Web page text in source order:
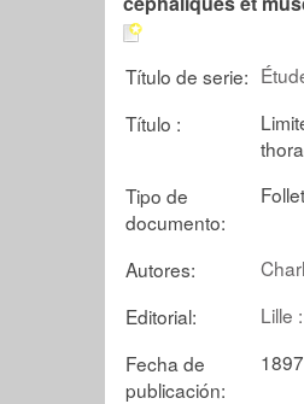
Título de serie:
Título :
Tipo de
documento:
Autores:
Editorial:
Lille
Fecha de
publicación:
1897